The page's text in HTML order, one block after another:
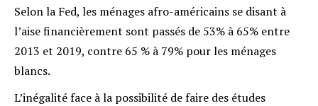
Selon la Fed, les ménages afro-américains se disant à
l’aise financièrement sont passés de 53% à 65% entre
2013 et 2019, contre 65 % à 79% pour les ménages
blancs.
L’inégalité face à la possibilité de faire des études